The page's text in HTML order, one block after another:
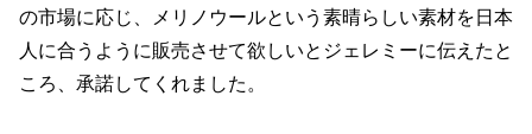
の市場に応じ、メリノウールという素晴らしい素材を日本
人に合うように販売させて欲しいとジェレミーに伝えたと
ころ、承諾してくれました。